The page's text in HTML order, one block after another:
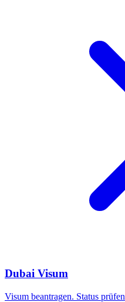
Dubai Visum
Visum beantragen. Status prüfen